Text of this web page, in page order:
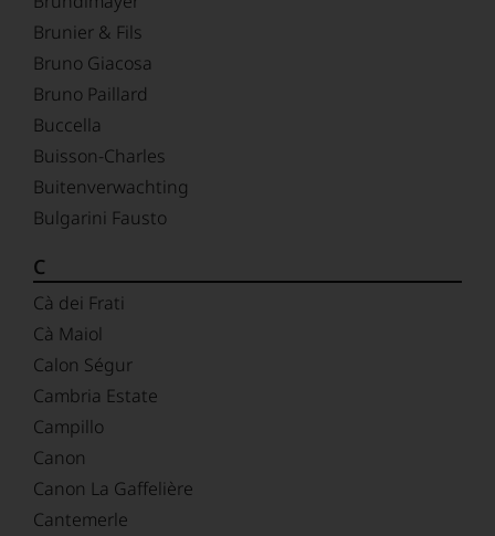
Brunier & Fils
Bruno Giacosa
Bruno Paillard
Buccella
Buisson-Charles
Buitenverwachting
Bulgarini Fausto
C
Cà dei Frati
Cà Maiol
Calon Ségur
Cambria Estate
Campillo
Canon
Canon La Gaffelière
Cantemerle